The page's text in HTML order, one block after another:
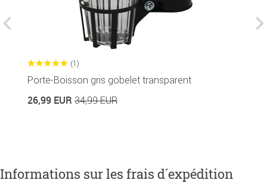
(1)
Porte-Boisson gris gobelet transparent
26,99 EUR 34,99 EUR
Informations sur les frais d´expédition